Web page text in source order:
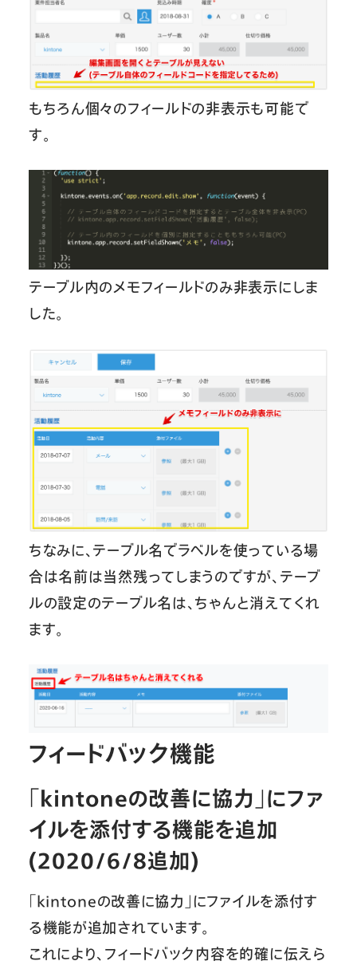
もちろん個々のフィールドの非表示も可能で
す。
テーブル内のメモフィールドのみ非表示にしま
した。
ちなみに、テーブル名でラベルを使っている場
合は名前は当然残ってしまうのですが、テーブ
ルの設定のテーブル名は、ちゃんと消えてくれ
ます。
フィードバック機能
「kintoneの改善に協力」にファ
イルを添付する機能を追加
(2020/6/8追加)
「kintoneの改善に協力」にファイルを添付す
る機能が追加されています。
これにより、フィードバック内容を的確に伝えら